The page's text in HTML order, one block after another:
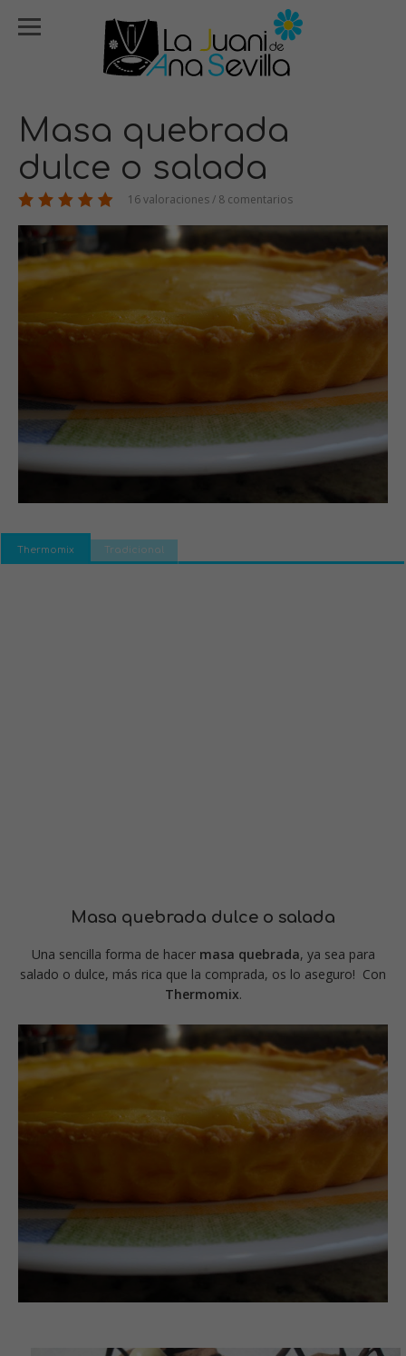
Masa quebrada
dulce o salada
16 valoraciones / 8 comentarios
Thermomix Tradicional
Masa quebrada dulce o salada
Una sencilla forma de hacer masa quebrada, ya sea para
salado o dulce, más rica que la comprada, os lo aseguro! Con
Thermomix.